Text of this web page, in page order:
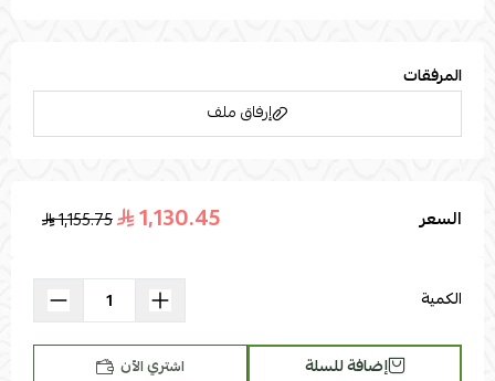
المرفقات
إرفاق ملف
اسحب و افلت الملف هنا
السعر 1,130.45
1,155.75
الكمية
إضافة للسلة اشتري الآن